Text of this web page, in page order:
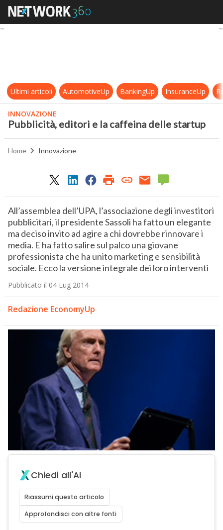
Pubblicità, editori e la caffeina
Ultimi articoli AutomotiveUp BankingUp InsuranceUp
INNOVAZIONE
Pubblicità, editori e la caffeina delle startup
Home Innovazione
All’assemblea dell’UPA, l’associazione degli investitori
pubblicitari, il presidente Sassoli ha fatto un elegante
ma deciso invito ad agire a chi dovrebbe rinnovare i
media. E ha fatto salire sul palco una giovane
professionista che ha unito marketing e sensibilità
sociale. Ecco la versione integrale dei loro interventi
Pubblicato il 04 Lug 2014
Redazione EconomyUp
Chiedi all'AI
Riassumi questo articolo
Approfondisci con altre fonti